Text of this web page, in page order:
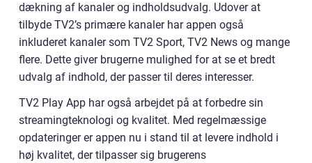
dækning af kanaler og indholdsudvalg. Udover at
tilbyde TV2’s primære kanaler har appen også
inkluderet kanaler som TV2 Sport, TV2 News og mange
flere. Dette giver brugerne mulighed for at se et bredt
udvalg af indhold, der passer til deres interesser.
TV2 Play App har også arbejdet på at forbedre sin
streamingteknologi og kvalitet. Med regelmæssige
opdateringer er appen nu i stand til at levere indhold i
høj kvalitet, der tilpasser sig brugerens